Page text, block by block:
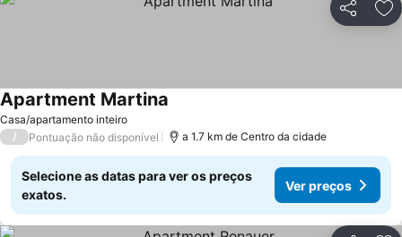
Partilhar
Casa/apartamento inteiro
Apartment Martina
/ Pontuação não disponível a 1.7 km de Centro da cidade
Selecione as datas para ver os preços
exatos.
Ver preços